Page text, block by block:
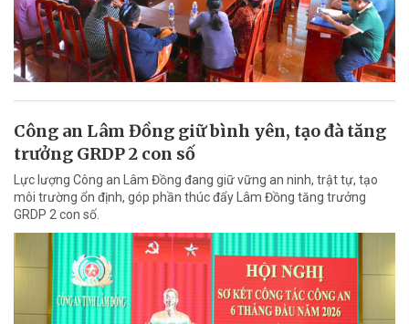
Công an Lâm Đồng giữ bình yên, tạo đà tăng
trưởng GRDP 2 con số
Lực lượng Công an Lâm Đồng đang giữ vững an ninh, trật tự, tạo
môi trường ổn định, góp phần thúc đẩy Lâm Đồng tăng trưởng
GRDP 2 con số.